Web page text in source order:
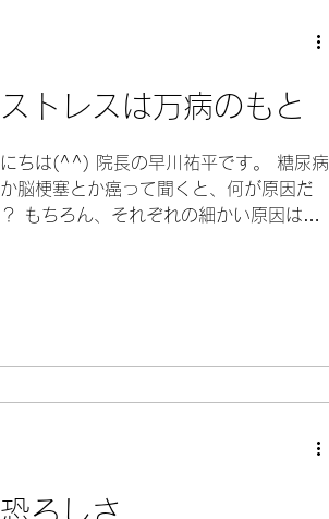
トレスは万病のもと
ちは(^^) 院長の早川祐平です。 糖尿病
脳梗塞とか癌って聞くと、何が原因だ
もちろん、それぞれの細かい原因は違
ろしさ